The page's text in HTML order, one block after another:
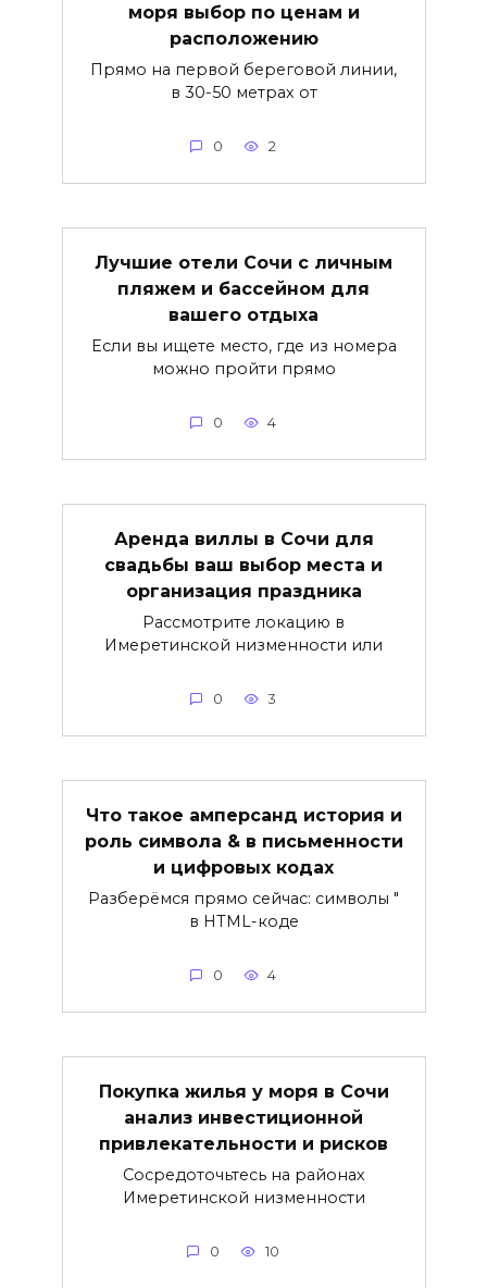
моря выбор по ценам и
расположению
Прямо на первой береговой линии,
в 30-50 метрах от
0 2
Лучшие отели Сочи с личным
пляжем и бассейном для
вашего отдыха
Если вы ищете место, где из номера
можно пройти прямо
0 4
Аренда виллы в Сочи для
свадьбы ваш выбор места и
организация праздника
Рассмотрите локацию в
Имеретинской низменности или
0 3
Что такое амперсанд история и
роль символа & в письменности
и цифровых кодах
Разберёмся прямо сейчас: символы "
в HTML-коде
0 4
Покупка жилья у моря в Сочи
анализ инвестиционной
привлекательности и рисков
Сосредоточьтесь на районах
Имеретинской низменности
0 10